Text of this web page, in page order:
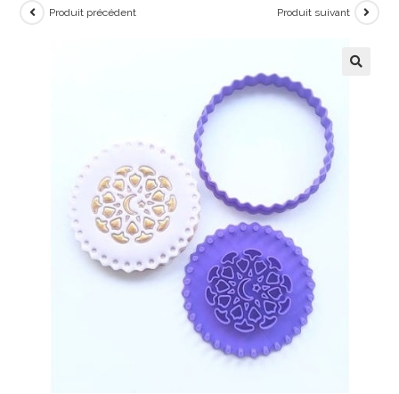
Produit précédent Produit suivant